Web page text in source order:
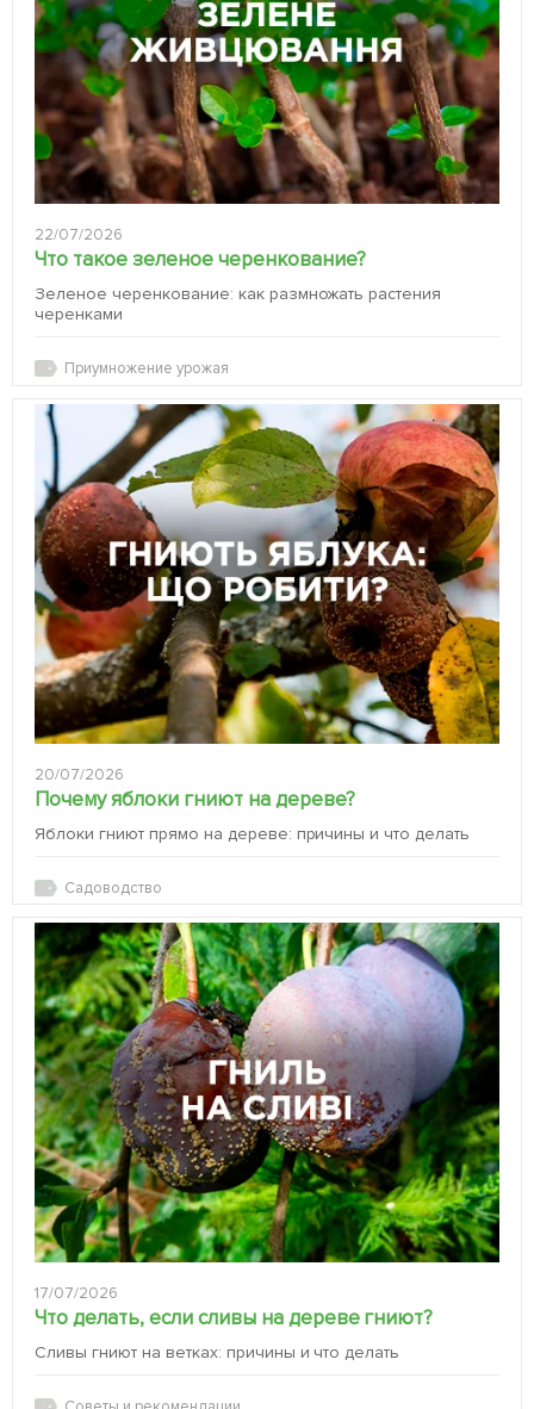
22/07/2026
Что такое зеленое черенкование?
Зеленое черенкование: как размножать растения
черенками
Приумножение урожая
20/07/2026
Почему яблоки гниют на дереве?
Яблоки гниют прямо на дереве: причины и что делать
Садоводство
17/07/2026
Что делать, если сливы на дереве гниют?
Сливы гниют на ветках: причины и что делать